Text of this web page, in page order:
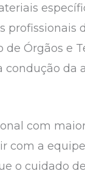
Órgãos e
da
com
com a
o cuidado